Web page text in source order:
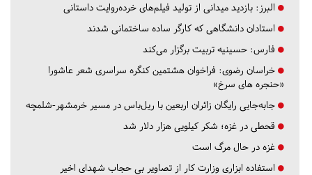
البرز: بازدید میدانی از تولید فیلم‌های خرده‌روایت داستانی
استادان دانشگاهی که کارگر ساده ساختمانی شدند
فارس: حسینیه تربیت برگزار می‌کند
خراسان رضوی: فراخوان هشتمین کنگره سراسری شعر عاشورا
«حنجره های سرخ»
جابه‌جایی رایگان زائران اربعین با ریل‌باس در مسیر خرمشهر-شلمچه
قحطی در غزه؛ شکر کیلویی هزار دلار شد
غزه در حال مرگ است
استفاده ابزاری وزارت کار از تصاویر بی حجاب شهدای اخیر